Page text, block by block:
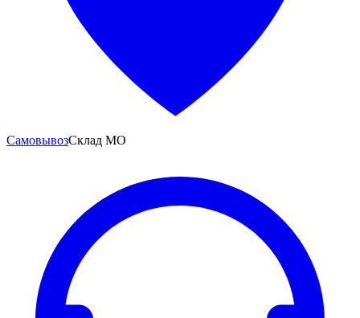
СамовывозСклад МО